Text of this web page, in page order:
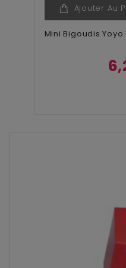
Ajouter Au
Mini Bigoudis Yoyo